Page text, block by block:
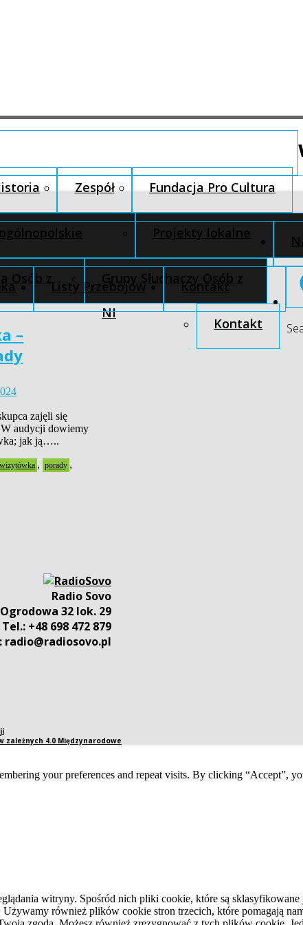
Zespół Fundacja Pro Cultura
Projekty lokalne
Osób z Grupy Słuchaczy Osób z
NI
Listy Przebojów Kontakt
Kontakt
–
zajęli się
audycji dowiemy
jak ją…..
, porady ,
Radio Sovo
32 lok. 29
Tel.: +48 698 472 879
radio@radiosovo.pl
4.0 Międzynarodowe
your preferences and repeat visits. By clicking “Accept”,
witryny. Spośród nich pliki cookie, które są
również plików cookie stron trzecich, które pomagają